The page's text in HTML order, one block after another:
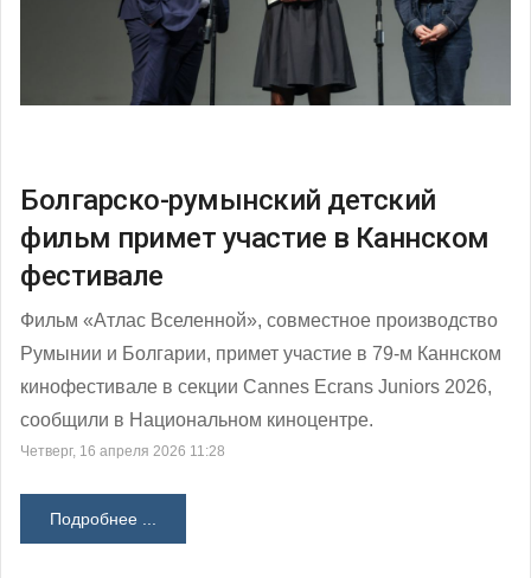
Болгарско-румынский детский
фильм примет участие в Каннском
фестивале
Фильм «Атлас Вселенной», совместное производство
Румынии и Болгарии, примет участие в 79-м Каннском
кинофестивале в секции Cannes Ecrans Juniors 2026,
сообщили в Национальном киноцентре.
Четверг, 16 апреля 2026 11:28
Подробнее ...